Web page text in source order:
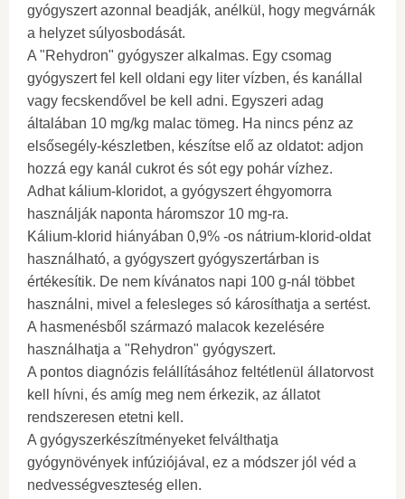
gyógyszert azonnal beadják, anélkül, hogy megvárnák
a helyzet súlyosbodását.
A "Rehydron" gyógyszer alkalmas. Egy csomag
gyógyszert fel kell oldani egy liter vízben, és kanállal
vagy fecskendővel be kell adni. Egyszeri adag
általában 10 mg/kg malac tömeg. Ha nincs pénz az
elsősegély-készletben, készítse elő az oldatot: adjon
hozzá egy kanál cukrot és sót egy pohár vízhez.
Adhat kálium-kloridot, a gyógyszert éhgyomorra
használják naponta háromszor 10 mg-ra.
Kálium-klorid hiányában 0,9% -os nátrium-klorid-oldat
használható, a gyógyszert gyógyszertárban is
értékesítik. De nem kívánatos napi 100 g-nál többet
használni, mivel a felesleges só károsíthatja a sertést.
A hasmenésből származó malacok kezelésére
használhatja a "Rehydron" gyógyszert.
A pontos diagnózis felállításához feltétlenül állatorvost
kell hívni, és amíg meg nem érkezik, az állatot
rendszeresen etetni kell.
A gyógyszerkészítményeket felválthatja
gyógynövények infúziójával, ez a módszer jól véd a
nedvességveszteség ellen.